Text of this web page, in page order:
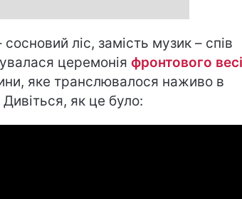
ліс, замість музик – спів
церемонія фронтового
яке транслювалося наживо в
як це було: